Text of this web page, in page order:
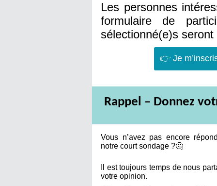
Les personnes
formulaire de
sélectionné(e)s
👉 Je
Rappel – Donnez
Vous n’avez pas encore
notre court sondage ?🤔
Il est toujours temps de nous
votre opinion.